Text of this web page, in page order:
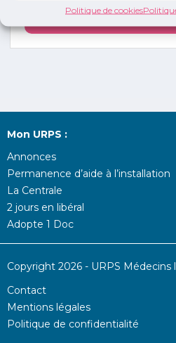
Politique de cookies
Mon URPS :
Annonces
Permanence d’aide à l’installation
La Centrale
2 jours en libéral
Adopte 1 Doc
Copyright 2026 - URPS Médecins
Contact
Mentions légales
Politique de confidentialité